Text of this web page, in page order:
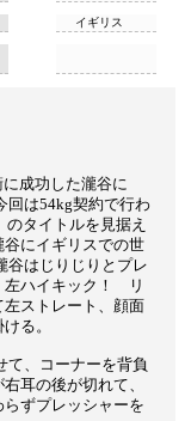
イギリス
成功した瀧谷に
回は54kg契約で行わ
タイトルを見据え
にイギリスでの世
谷はじりじりとプレ
左ハイキック！ リ
ストレート、顔面
る。
て、コーナーを背負
耳の後が切れて、
ずプレッシャーを